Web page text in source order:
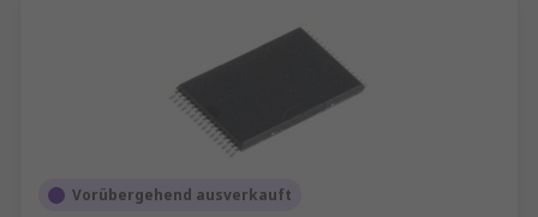
Vorübergehend ausverkauft